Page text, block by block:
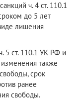
ч. 4 ст. 110.1
до 5 лет
лишения
5 ст. 110.1 УК РФ и
изменения также
срок
ранее
свободы.